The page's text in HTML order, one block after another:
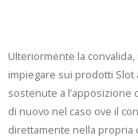
Ulteriormente la
impiegare sui prodotti
sostenute a
di nuovo nel caso ove il
direttamente nella propria